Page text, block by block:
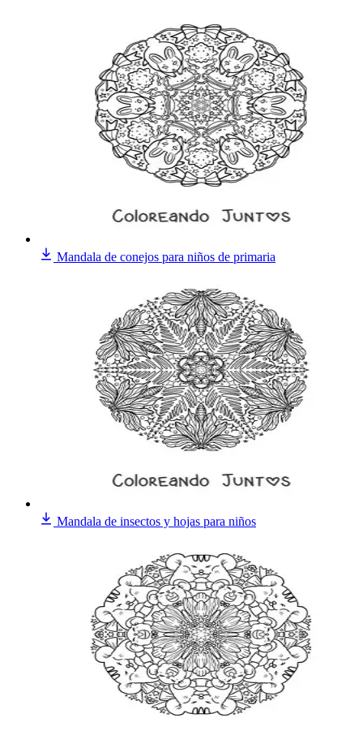
Mandala de conejos para niños de primaria
Mandala de insectos y hojas para niños